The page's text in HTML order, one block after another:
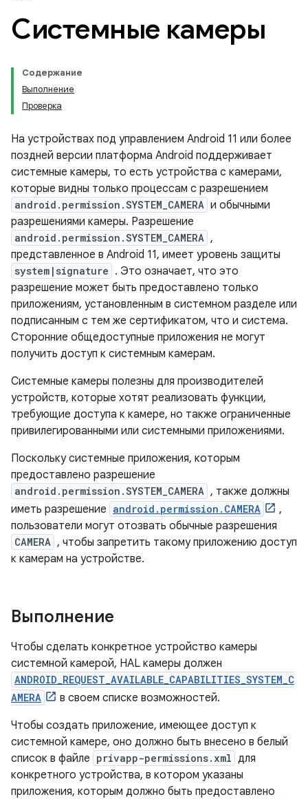
Системные камеры
Содержание
Выполнение
Проверка
На устройствах под управлением Android 11 или более
поздней версии платформа Android поддерживает
системные камеры, то есть устройства с камерами,
которые видны только процессам с разрешением
android.permission.SYSTEM_CAMERA и обычными
разрешениями камеры. Разрешение
android.permission.SYSTEM_CAMERA ,
представленное в Android 11, имеет уровень защиты
system|signature . Это означает, что это
разрешение может быть предоставлено только
приложениям, установленным в системном разделе или
подписанным с тем же сертификатом, что и система.
Сторонние общедоступные приложения не могут
получить доступ к системным камерам.
Системные камеры полезны для производителей
устройств, которые хотят реализовать функции,
требующие доступа к камере, но также ограниченные
привилегированными или системными приложениями.
Поскольку системные приложения, которым
предоставлено разрешение
android.permission.SYSTEM_CAMERA , также должны
иметь разрешение android.permission.CAMERA
,
пользователи могут отозвать обычные разрешения
CAMERA , чтобы запретить такому приложению доступ
к камерам на устройстве.
Выполнение
Чтобы сделать конкретное устройство камеры
системной камерой, HAL камеры должен
ANDROID_REQUEST_AVAILABLE_CAPABILITIES_SYSTEM_C
AMERA
в своем списке возможностей.
Чтобы создать приложение, имеющее доступ к
системной камере, оно должно быть внесено в белый
список в файле privapp-permissions.xml для
конкретного устройства, в котором указаны
приложения, которым должно быть предоставлено